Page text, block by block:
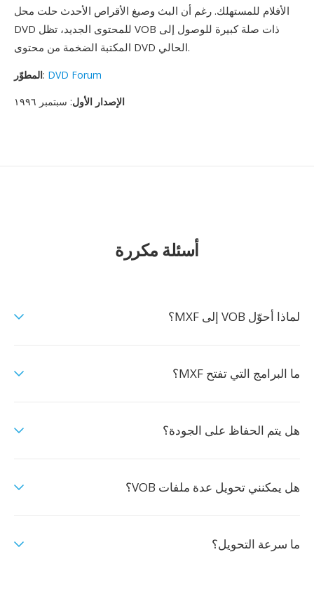
الأفلام للمستهلك. رغم أن البث وصيغ الأقراص الأحدث حلت محل
DVD للمحتوى الجديد، تظل VOB ذات صلة كبيرة للوصول إلى
المكتبة الضخمة من محتوى DVD الحالي.
المطوّر: DVD Forum
الإصدار الأول: سبتمبر ١٩٩٦
أسئلة مكررة
لماذا أحوّل VOB إلى MXF؟
ما البرامج التي تفتح MXF؟
هل يتم الحفاظ على الجودة؟
هل يمكنني تحويل عدة ملفات VOB؟
ما سرعة التحويل؟